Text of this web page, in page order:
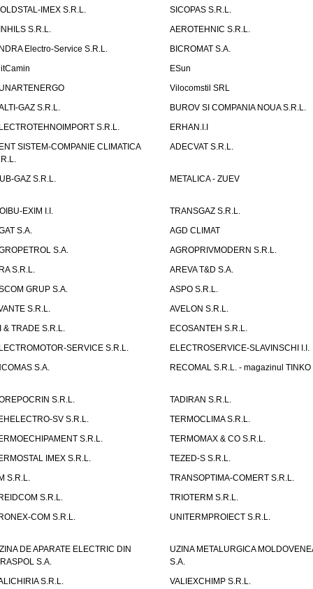
IMEX S.R.L.
SICOPAS S.R.L.
S.R.L.
AEROTEHNIC S.R.L.
Electro-Service S.R.L.
BICROMAT S.A.
ESun
Vilocomstil SRL
GAZ S.R.L.
BUROV SI COMPANIA NOUA S.R.L.
S.R.L.
ERHAN.I.I
SISTEM-COMPANIE CLIMATICA
ADECVAT S.R.L.
GAZ S.R.L. METALICA - ZUEV
EXIM I.I.
TRANSGAZ S.R.L.
S.A.
AGD CLIMAT
S.A.
AGROPRIVMODERN S.R.L.
S.R.L.
AREVA T&D S.A.
GRUP S.A.
ASPO S.R.L.
S.R.L.
AVELON S.R.L.
& TRADE S.R.L.
ECOSANTEH S.R.L.
SERVICE S.R.L.
ELECTROSERVICE-SLAVINSCHI I.I.
S.A.
RECOMAL S.R.L. - magazinul TINKO
S.R.L.
TADIRAN S.R.L.
SV S.R.L.
TERMOCLIMA S.R.L.
S.R.L.
TERMOMAX & CO S.R.L.
IMEX S.R.L.
TEZED-S S.R.L.
S.R.L.
TRANSOPTIMA-COMERT S.R.L.
S.R.L.
TRIOTERM S.R.L.
COM S.R.L.
UNITERMPROIECT S.R.L.
DE APARATE ELECTRIC DIN
S.A.
UZINA METALURGICA
S.A.
S.R.L.
VALIEXCHIMP S.R.L.